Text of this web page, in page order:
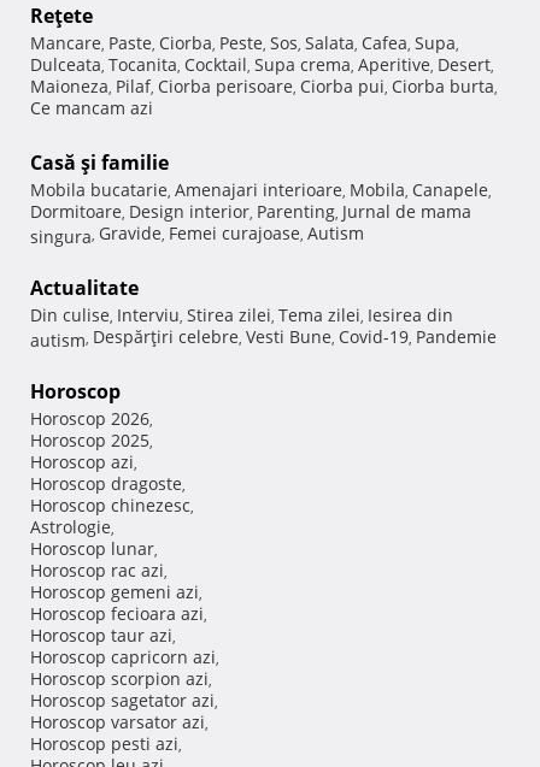
Reţete
Mancare, Paste, Ciorba, Peste, Sos, Salata, Cafea, Supa,
Dulceata, Tocanita, Cocktail, Supa crema, Aperitive, Desert,
Maioneza, Pilaf, Ciorba perisoare, Ciorba pui, Ciorba burta,
Ce mancam azi
Casă şi familie
Mobila bucatarie, Amenajari interioare, Mobila, Canapele,
Dormitoare, Design interior, Parenting, Jurnal de mama
singura, Gravide, Femei curajoase, Autism
Actualitate
Din culise, Interviu, Stirea zilei, Tema zilei, Iesirea din
autism, Despărţiri celebre, Vesti Bune, Covid-19, Pandemie
Horoscop
Horoscop 2026,
Horoscop 2025,
Horoscop azi,
Horoscop dragoste,
Horoscop chinezesc,
Astrologie,
Horoscop lunar,
Horoscop rac azi,
Horoscop gemeni azi,
Horoscop fecioara azi,
Horoscop taur azi,
Horoscop capricorn azi,
Horoscop scorpion azi,
Horoscop sagetator azi,
Horoscop varsator azi,
Horoscop pesti azi,